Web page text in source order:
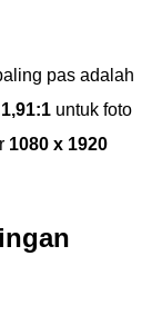
pas adalah
untuk foto
1080 x 1920